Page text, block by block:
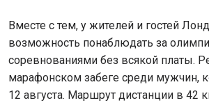
Вместе с тем, у жителей и гостей
возможность понаблюдать за
соревнованиями без всякой платы.
марафонском забеге среди мужчин,
12 августа. Маршрут дистанции в 42